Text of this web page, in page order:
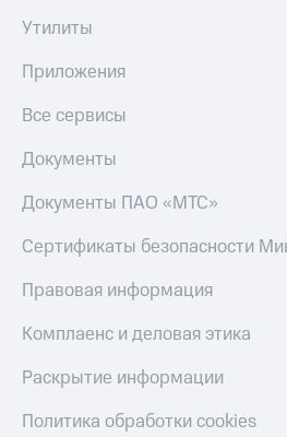
Утилиты
Приложения
Все сервисы
Документы
Документы ПАО «МТС»
Сертификаты безопасности
Правовая информация
Комплаенс и деловая этика
Раскрытие информации
Политика обработки cookies